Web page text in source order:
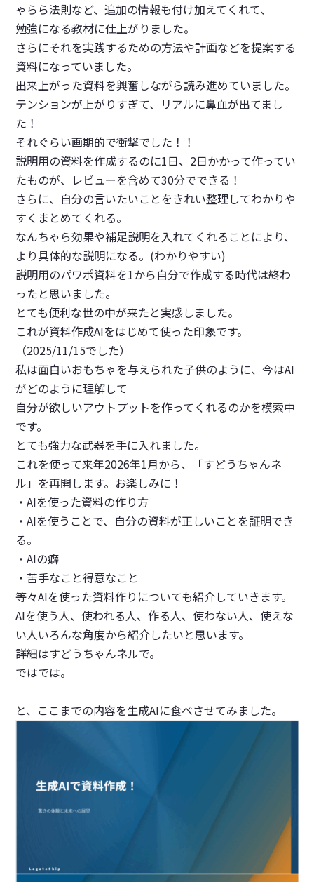
ゃらら法則など、追加の情報も付け加えてくれて、
勉強になる教材に仕上がりました。
さらにそれを実践するための方法や計画などを提案する
資料になっていました。
出来上がった資料を興奮しながら読み進めていました。
テンションが上がりすぎて、リアルに鼻血が出てまし
た！
それぐらい画期的で衝撃でした！！
説明用の資料を作成するのに1日、2日かかって作ってい
たものが、レビューを含めて30分でできる！
さらに、自分の言いたいことをきれい整理してわかりや
すくまとめてくれる。
なんちゃら効果や補足説明を入れてくれることにより、
より具体的な説明になる。(わかりやすい)
説明用のパワポ資料を1から自分で作成する時代は終わ
ったと思いました。
とても便利な世の中が来たと実感しました。
これが資料作成AIをはじめて使った印象です。
（2025/11/15でした）
私は面白いおもちゃを与えられた子供のように、今はAI
がどのように理解して
自分が欲しいアウトプットを作ってくれるのかを模索中
です。
とても強力な武器を手に入れました。
これを使って来年2026年1月から、「すどうちゃんネ
ル」を再開します。お楽しみに！
・AIを使った資料の作り方
・AIを使うことで、自分の資料が正しいことを証明でき
る。
・AIの癖
・苦手なこと得意なこと
等々AIを使った資料作りについても紹介していきます。
AIを使う人、使われる人、作る人、使わない人、使えな
い人いろんな角度から紹介したいと思います。
詳細はすどうちゃんネルで。
ではでは。
と、ここまでの内容を生成AIに食べさせてみました。